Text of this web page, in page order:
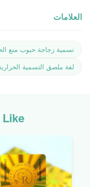
العلامات
تسمية زجاجة حبوب منع
لفة ملصق التسمية